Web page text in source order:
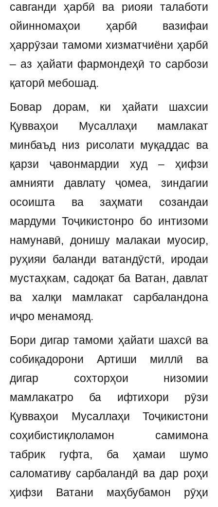
савганди ҳарбӣ ва риояи талаботи
ойинномаҳои ҳарбӣ вазифаи
ҳаррӯзаи тамоми хизматчиёни ҳарбӣ
– аз ҳайати фармондеҳӣ то сарбози
қаторӣ мебошад.
Бовар дорам, ки ҳайати шахсии
Қувваҳои Мусаллаҳи мамлакат
минбаъд низ рисолати муқаддас ва
қарзи ҷавонмардии худ – ҳифзи
амнияти давлату ҷомеа, зиндагии
осоишта ва заҳмати созандаи
мардуми Тоҷикистонро бо интизоми
намунавӣ, донишу малакаи муосир,
руҳияи баланди ватандӯстӣ, иродаи
мустаҳкам, садоқат ба Ватан, давлат
ва халқи мамлакат сарбаландона
иҷро менамояд.
Бори дигар тамоми ҳайати шахсӣ ва
собиқадорони Артиши миллӣ ва
дигар сохторҳои низомии
мамлакатро ба ифтихори рӯзи
Қувваҳои Мусаллаҳи Тоҷикистони
соҳибистиқлоламон самимона
табрик гуфта, ба ҳамаи шумо
саломативу сарбаландӣ ва дар роҳи
ҳифзи Ватани маҳбубамон рӯҳи